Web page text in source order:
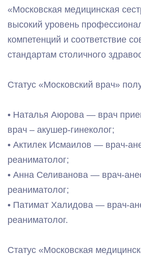
«Московская медицинская
высокий уровень
компетенций и соответствие
стандартам столичного
Статус «Московский врач»
• Наталья Аюрова — врач
врач – акушер-гинеколог;
• Актилек Исмаилов — врач-
реаниматолог;
• Анна Селиванова — врач-
реаниматолог;
• Патимат Халидова — врач-
реаниматолог.
Статус «Московская